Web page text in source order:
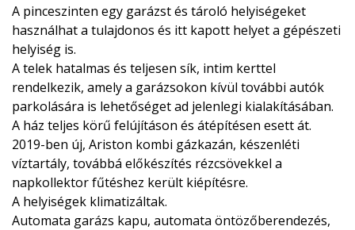
A pinceszinten egy garázst és tároló helyiségeket
használhat a tulajdonos és itt kapott helyet a gépészeti
helyiség is.
A telek hatalmas és teljesen sík, intim kerttel
rendelkezik, amely a garázsokon kívül további autók
parkolására is lehetőséget ad jelenlegi kialakításában.
A ház teljes körű felújításon és átépítésen esett át.
2019-ben új, Ariston kombi gázkazán, készenléti
víztartály, továbbá előkészítés rézcsövekkel a
napkollektor fűtéshez került kiépítésre.
A helyiségek klimatizáltak.
Automata garázs kapu, automata öntözőberendezés,